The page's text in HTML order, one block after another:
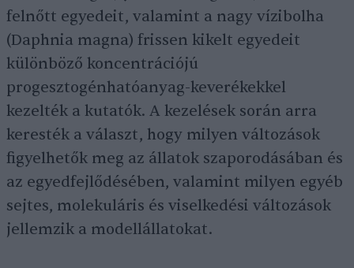
felnőtt egyedeit, valamint a nagy vízibolha
(Daphnia magna) frissen kikelt egyedeit
különböző koncentrációjú
progesztogénhatóanyag-keverékekkel
kezelték a kutatók. A kezelések során arra
keresték a választ, hogy milyen változások
figyelhetők meg az állatok szaporodásában és
az egyedfejlődésében, valamint milyen egyéb
sejtes, molekuláris és viselkedési változások
jellemzik a modellállatokat.